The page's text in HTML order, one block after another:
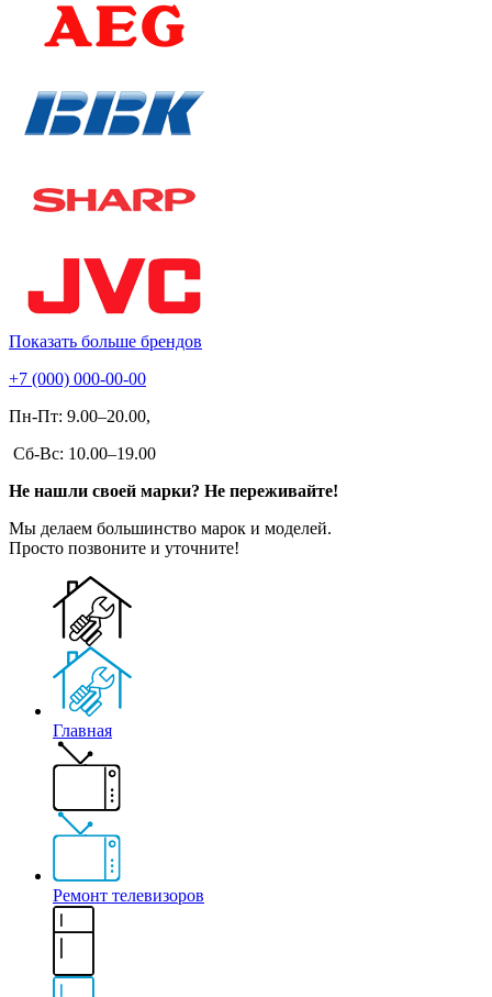
Показать больше брендов
+7 (000) 000-00-00
Пн-Пт: 9.00–20.00,
Сб-Вс: 10.00–19.00
Не нашли своей марки? Не переживайте!
Мы делаем большинство марок и моделей.
Просто позвоните и уточните!
Главная
Ремонт телевизоров